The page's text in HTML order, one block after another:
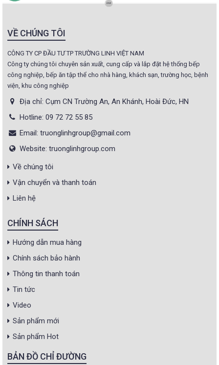
VỀ CHÚNG TÔI
CÔNG TY CP ĐẦU TƯ TP TRƯỜNG LINH VIỆT NAM
Công ty chúng tôi chuyên sản xuất, cung cấp và lắp đặt hệ thống bếp
công nghiệp, bếp ăn tập thể cho nhà hàng, khách sạn, trường học, bệnh
viện, khu công nghiệp
Địa chỉ: Cụm CN Trường An, An Khánh, Hoài Đức, HN
Hotline: 09 72 72 55 85
Email: truonglinhgroup@gmail.com
Website: truonglinhgroup.com
Về chúng tôi
Vận chuyển và thanh toán
Liên hệ
CHÍNH SÁCH
Hướng dẫn mua hàng
Chính sách bảo hành
Thông tin thanh toán
Tin tức
Video
Sản phẩm mới
Sản phẩm Hot
BẢN ĐỒ CHỈ ĐƯỜNG